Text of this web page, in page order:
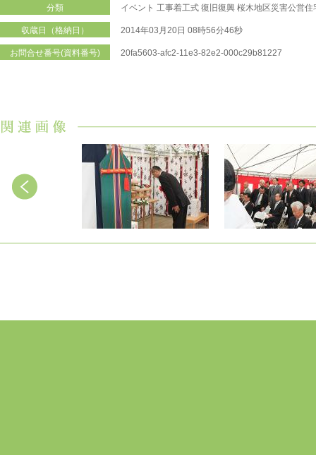
分類 イベント 工事着工式 復旧復興 桜木地区災害公営
収蔵日（格納日） 2014年03月20日 08時56分46秒
お問合せ番号(資料番号) 20fa5603-afc2-11e3-82e2-000c29b81227